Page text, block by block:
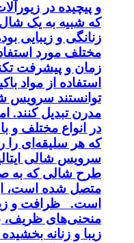
و پیچیده در
که شبیه به یک
زنانگی و زیبایی
مختلف مورد
زمان و پیشرفت
استفاده از مواد
توانستند سرویس
مدرن تبدیل کنند.
در انواع مختلف و
که هر سلیقه‌ای
سرویس شالی
طرح شالی که به
متصل شده است،
است. ظرافت و
منحنی‌های ظریف،
زیبا و زنانه